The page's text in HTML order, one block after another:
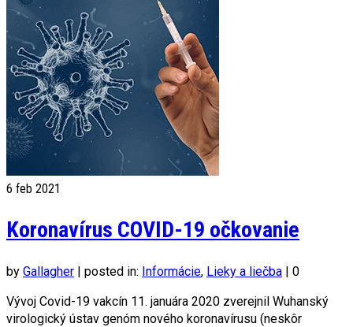
6 feb 2021
Koronavírus COVID-19 očkovanie
by Gallagher | posted in: Informácie, Lieky a liečba | 0
Vývoj Covid-19 vakcín 11. januára 2020 zverejnil Wuhanský
virologický ústav genóm nového koronavírusu (neskôr